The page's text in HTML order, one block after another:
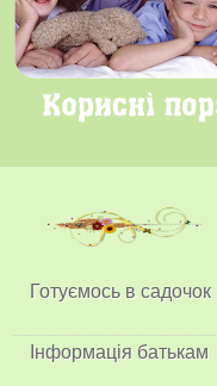
Готуємось в садочок
Інформація батькам